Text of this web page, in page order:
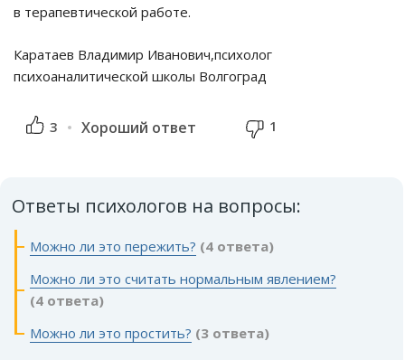
в терапевтической работе.
Каратаев Владимир Иванович,психолог
психоаналитической школы Волгоград
3 Хороший ответ 1
Ответы психологов на вопросы:
Можно ли это пережить? (4 ответа)
Можно ли это считать нормальным явлением?
(4 ответа)
Можно ли это простить? (3 ответа)